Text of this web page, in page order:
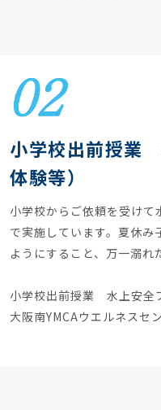
小学校出前授業
体験等）
小学校からご依頼を受け
で実施しています。夏休み
ようにすること、万一溺れ
小学校出前授業 水上安全
大阪南YMCAウエルネス